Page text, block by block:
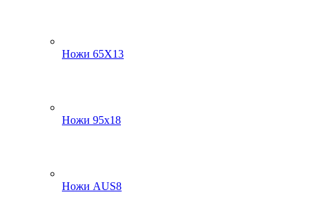
Ножи 65Х13
Ножи 95х18
Ножи AUS8